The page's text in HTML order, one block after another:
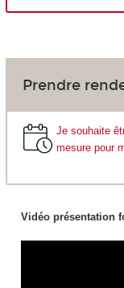
Prendre
Je souhaite
mesure pour
Vidéo présentation